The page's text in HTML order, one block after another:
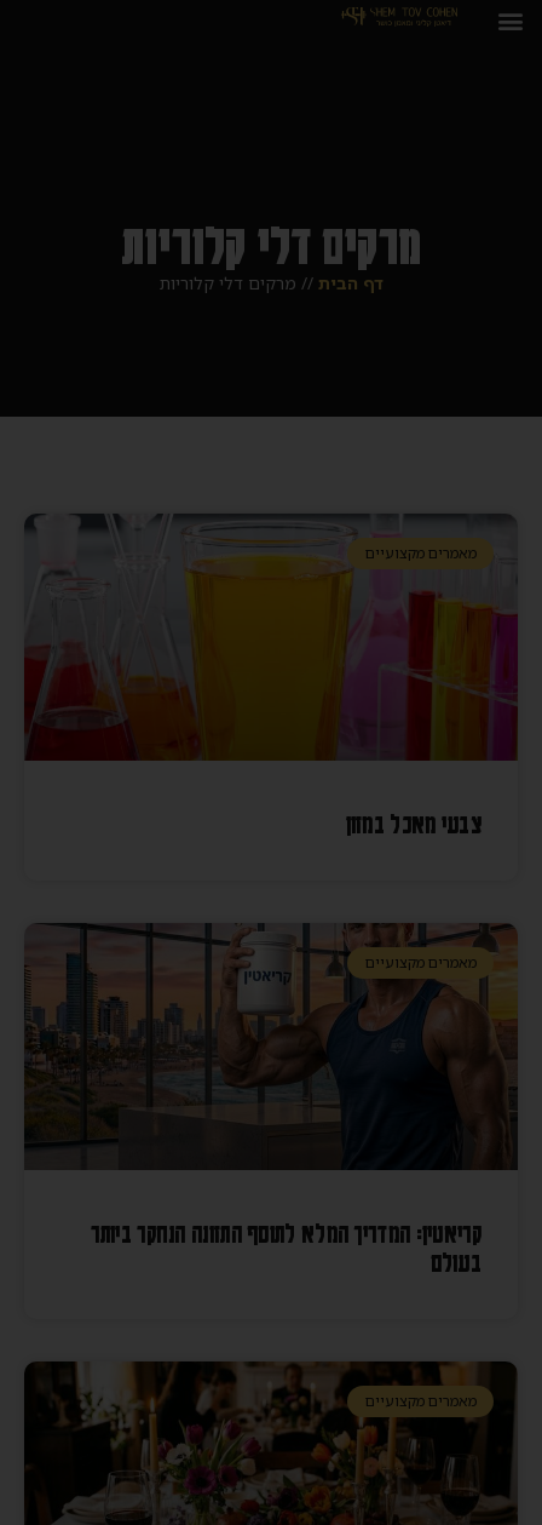
מרקים דלי קלוריות
דף הבית // מרקים דלי קלוריות
מאמרים מקצועיים
צבעי מאכל במזון
מאמרים מקצועיים
קריאטין: המדריך המלא לתוסף התזונה הנחקר ביותר
בעולם
מאמרים מקצועיים